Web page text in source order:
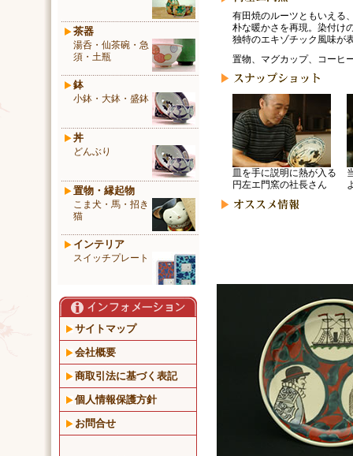
茶器
湯呑・仙茶碗・急
須・土瓶
鉢
小鉢・大鉢・盛鉢
丼
どんぶり
置物・縁起物
こま犬・馬・招き
猫
インテリア
スイッチプレート
サイトマップ
会社概要
商取引法に基づく表記
個人情報保護方針
お問合せ
有田焼のルーツともいえる
朴な暖かさを再現。染付け
独特のエキゾチック風味が
置物、マグカップ、コーヒ
皿を手に説明に熱が入る
円左エ門窯の社長さん